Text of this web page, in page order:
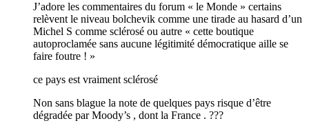
J’adore les commentaires du forum « le Monde » certains
relèvent le niveau bolchevik comme une tirade au hasard d’un
Michel S comme sclérosé ou autre « cette boutique
autoproclamée sans aucune légitimité démocratique aille se
faire foutre ! »
ce pays est vraiment sclérosé
Non sans blague la note de quelques pays risque d’être
dégradée par Moody’s , dont la France . ???